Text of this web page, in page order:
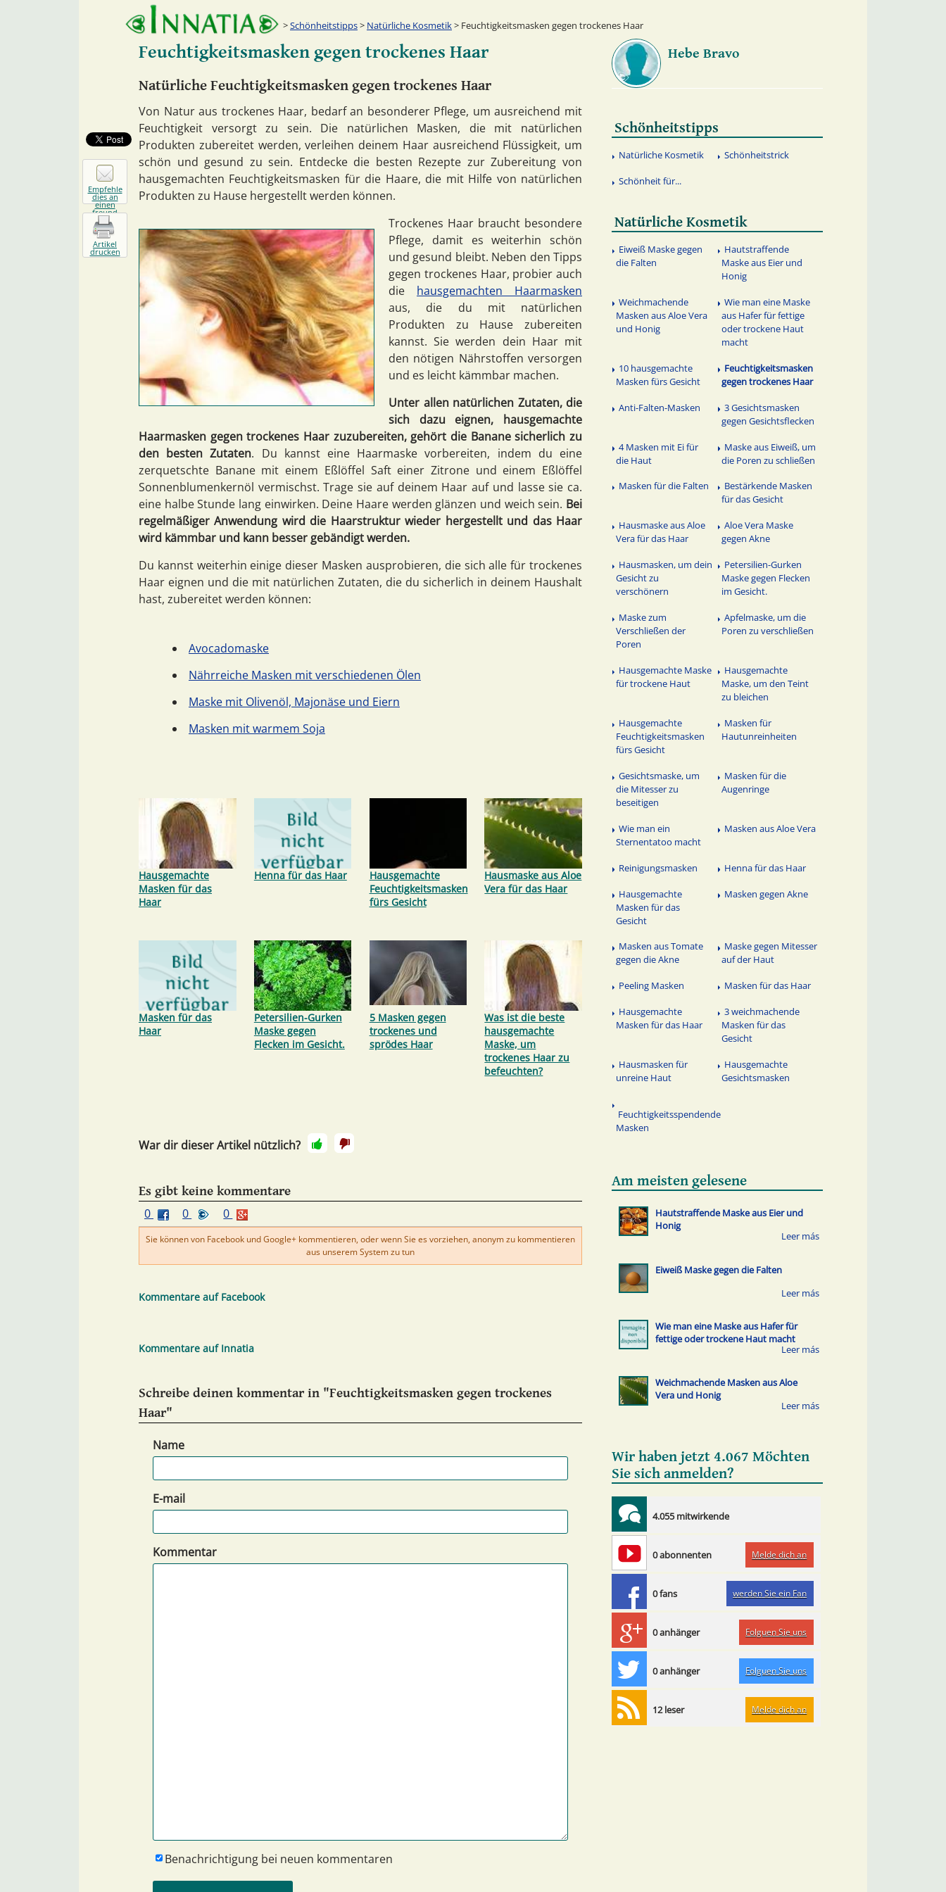
Schönheitstipps> Natürliche Kosmetik> Feuchtigkeitsmasken gegen trockenes Haar
Feuchtigkeitsmasken gegen trockenes Haar
Natürliche Feuchtigkeitsmasken gegen trockenes Haar
Von Natur aus trockenes Haar, bedarf an besonderer Pflege, um ausreichend mit
Feuchtigkeit versorgt zu sein. Die natürlichen Masken, die mit natürlichen
Produkten zubereitet werden, verleihen deinem Haar ausreichend Flüssigkeit, um
schön und gesund zu sein. Entdecke die besten Rezepte zur Zubereitung von
hausgemachten Feuchtigkeitsmasken für die Haare, die mit Hilfe von natürlichen
Produkten zu Hause hergestellt werden können.
Trockenes Haar braucht besondere
Pflege, damit es weiterhin schön
und gesund bleibt. Neben den Tipps
gegen trockenes Haar, probier auch
die hausgemachten Haarmasken
aus, die du mit natürlichen
Produkten zu Hause zubereiten
kannst. Sie werden dein Haar mit
den nötigen Nährstoffen versorgen
und es leicht kämmbar machen.
Unter allen natürlichen Zutaten, die
sich dazu eignen, hausgemachte
Haarmasken gegen trockenes Haar zuzubereiten, gehört die Banane sicherlich zu
den besten Zutaten. Du kannst eine Haarmaske vorbereiten, indem du eine
zerquetschte Banane mit einem Eßlöffel Saft einer Zitrone und einem Eßlöffel
Sonnenblumenkernöl vermischst. Trage sie auf deinem Haar auf und lasse sie ca.
eine halbe Stunde lang einwirken. Deine Haare werden glänzen und weich sein. Bei
regelmäßiger Anwendung wird die Haarstruktur wieder hergestellt und das Haar
wird kämmbar und kann besser gebändigt werden.
Du kannst weiterhin einige dieser Masken ausprobieren, die sich alle für trockenes
Haar eignen und die mit natürlichen Zutaten, die du sicherlich in deinem Haushalt
hast, zubereitet werden können:
Avocadomaske
Nährreiche Masken mit verschiedenen Ölen
Maske mit Olivenöl, Majonäse und Eiern
Masken mit warmem Soja
Hausgemachte
Masken für das
Haar
Henna für das Haar
Hausgemachte
Feuchtigkeitsmasken
fürs Gesicht
Hausmaske aus Aloe
Vera für das Haar
Masken für das
Haar
Petersilien-Gurken
Maske gegen
Flecken im Gesicht.
5 Masken gegen
trockenes und
sprödes Haar
Was ist die beste
hausgemachte
Maske, um
trockenes Haar zu
befeuchten?
War dir dieser Artikel nützlich?
Es gibt keine kommentare
0
0 0
Sie können von Facebook und Google+ kommentieren, oder wenn Sie es vorziehen, anonym zu kommentieren
aus unserem System zu tun
Kommentare auf Facebook
Kommentare auf Innatia
Schreibe deinen kommentar in "Feuchtigkeitsmasken gegen trockenes
Haar"
Name
E-mail
Kommentar
Benachrichtigung bei neuen kommentaren
Hebe Bravo
Schönheitstipps
Natürliche Kosmetik Schönheitstrick
Schönheit für...
Natürliche Kosmetik
Eiweiß Maske gegen
die Falten
Hautstraffende
Maske aus Eier und
Honig
Weichmachende
Masken aus Aloe Vera
und Honig
Wie man eine Maske
aus Hafer für fettige
oder trockene Haut
macht
10 hausgemachte
Masken fürs Gesicht
Feuchtigkeitsmasken
gegen trockenes Haar
Anti-Falten-Masken
3 Gesichtsmasken
gegen Gesichtsflecken
4 Masken mit Ei für
die Haut
Maske aus Eiweiß, um
die Poren zu schließen
Masken für die Falten
Bestärkende Masken
für das Gesicht
Hausmaske aus Aloe
Vera für das Haar
Aloe Vera Maske
gegen Akne
Hausmasken, um dein
Gesicht zu
verschönern
Petersilien-Gurken
Maske gegen Flecken
im Gesicht.
Maske zum
Verschließen der
Poren
Apfelmaske, um die
Poren zu verschließen
Hausgemachte Maske
für trockene Haut
Hausgemachte
Maske, um den Teint
zu bleichen
Hausgemachte
Feuchtigkeitsmasken
fürs Gesicht
Masken für
Hautunreinheiten
Gesichtsmaske, um
die Mitesser zu
beseitigen
Masken für die
Augenringe
Wie man ein
Sternentatoo macht
Masken aus Aloe Vera
Reinigungsmasken Henna für das Haar
Hausgemachte
Masken für das
Gesicht
Masken gegen Akne
Masken aus Tomate
gegen die Akne
Maske gegen Mitesser
auf der Haut
Peeling Masken Masken für das Haar
Hausgemachte
Masken für das Haar
3 weichmachende
Masken für das
Gesicht
Hausmasken für
unreine Haut
Hausgemachte
Gesichtsmasken
Feuchtigkeitsspendende
Masken
Am meisten gelesene
Hautstraffende Maske aus Eier und
Honig
Eiweiß Maske gegen die Falten
Wie man eine Maske aus Hafer für
fettige oder trockene Haut macht
Weichmachende Masken aus Aloe
Vera und Honig
Wir haben jetzt 4.067 Möchten
Sie sich anmelden?
4.055 mitwirkende
0 abonnenten Melde dich an
0 fans werden Sie ein Fan
0 anhänger Folguen Sie uns
0 anhänger Folguen Sie uns
12 leser Melde dich an
Empfehle
dies an
einen
freund
Artikel
drucken